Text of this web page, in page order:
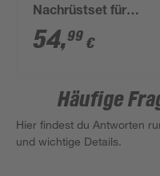
Nachrüstset für
GHE1, GHE2, GHE3,
GHE4, GHE6, GS150,
230L
54,99 €
Häufige
Hier findest du Antworten
und wichtige Details.